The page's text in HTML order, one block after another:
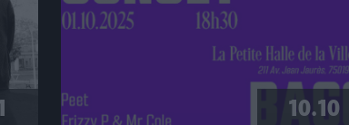
10.10